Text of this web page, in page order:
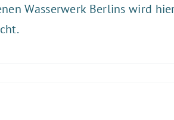
Wasserwerk Berlins wird